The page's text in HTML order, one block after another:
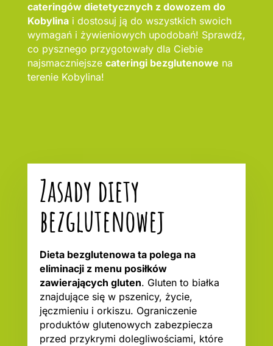
cateringów dietetycznych z dowozem do
Kobylinai dostosuj ją do wszystkich swoich
wymagań i żywieniowych upodobań! Sprawdź,
co pysznego przygotowały dla Ciebie
najsmaczniejsze cateringi bezglutenowe na
terenie Kobylina!
Zasady diety
bezglutenowej
Dieta bezglutenowa ta polega na
eliminacji z menu posiłków
zawierających gluten. Gluten to białka
znajdujące się w pszenicy, życie,
jęczmieniu i orkiszu. Ograniczenie
produktów glutenowych zabezpiecza
przed przykrymi dolegliwościami, które